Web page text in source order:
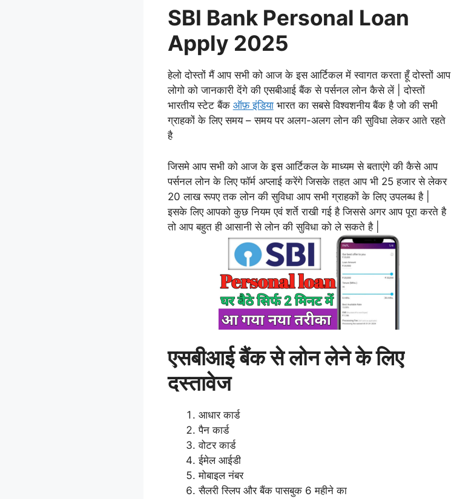
SBI Bank Personal Loan
Apply 2025
हेलो दोस्तों मैं आप सभी को आज के इस आर्टिकल में स्वागत करता हूँ दोस्तों आप
लोगो को जानकारी देंगे की एसबीआई बैंक से पर्सनल लोन कैसे लें | दोस्तों
भारतीय स्टेट बैंक ऑफ़ इंडियाभारत का सबसे विश्वशनीय बैंक है जो की सभी
ग्राहकों के लिए समय – समय पर अलग-अलग लोन की सुविधा लेकर आते रहते
है
जिसमे आप सभी को आज के इस आर्टिकल के माध्यम से बताएंगे की कैसे आप
पर्सनल लोन के लिए फॉर्म अप्लाई करेंगे जिसके तहत आप भी 25 हजार से लेकर
20 लाख रूपए तक लोन की सुविधा आप सभी ग्राहकों के लिए उपलब्ध है |
इसके लिए आपको कुछ नियम एवं शर्ते राखी गई है जिससे अगर आप पूरा करते है
तो आप बहुत ही आसानी से लोन की सुविधा को ले सकते है |
एसबीआई बैंक से लोन लेने के लिए
दस्तावेज
आधार कार्ड
पैन कार्ड
वोटर कार्ड
ईमेल आईडी
मोबाइल नंबर
सैलरी स्लिप और बैंक पासबुक 6 महीने का